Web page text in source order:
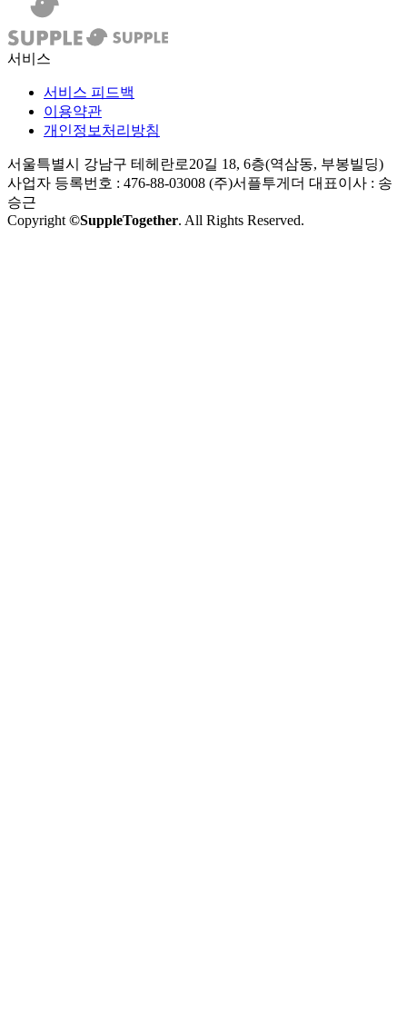
서비스
서비스 피드백
이용약관
개인정보처리방침
서울특별시 강남구 테헤란로20길 18, 6층(역삼동, 부봉빌딩)
사업자 등록번호 : 476-88-03008 (주)서플투게더 대표이사 : 송
승근
Copyright ©SuppleTogether. All Rights Reserved.